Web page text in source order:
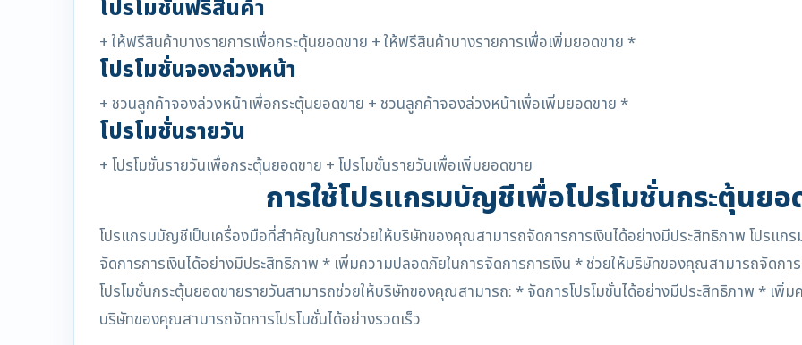
โปรโมชั่นฟรีสินค้า
+ ให้ฟรีสินค้าบางรายการเพื่อกระตุ้นยอดขาย + ให้ฟรีสินค้าบางรายการเพื่อเพิ่มยอดขาย *
โปรโมชั่นจองล่วงหน้า
+ ชวนลูกค้าจองล่วงหน้าเพื่อกระตุ้นยอดขาย + ชวนลูกค้าจองล่วงหน้าเพื่อเพิ่มยอดขาย *
โปรโมชั่นรายวัน
+ โปรโมชั่นรายวันเพื่อกระตุ้นยอดขาย + โปรโมชั่นรายวันเพื่อเพิ่มยอดขาย
การใช้โปรแกรมบัญชีเพื่อโปรโมชั่นกระตุ้นยอ
โปรแกรมบัญชีเป็นเครื่องมือที่สำคัญในการช่วยให้บริษัทของคุณสามารถจัดการการเงินได้อย่างมีประสิทธิภาพ โปรแ
จัดการการเงินได้อย่างมีประสิทธิภาพ * เพิ่มความปลอดภัยในการจัดการการเงิน * ช่วยให้บริษัทของคุณสามารถจัดกา
โปรโมชั่นกระตุ้นยอดขายรายวันสามารถช่วยให้บริษัทของคุณสามารถ: * จัดการโปรโมชั่นได้อย่างมีประสิทธิภาพ * เพิ่
บริษัทของคุณสามารถจัดการโปรโมชั่นได้อย่างรวดเร็ว